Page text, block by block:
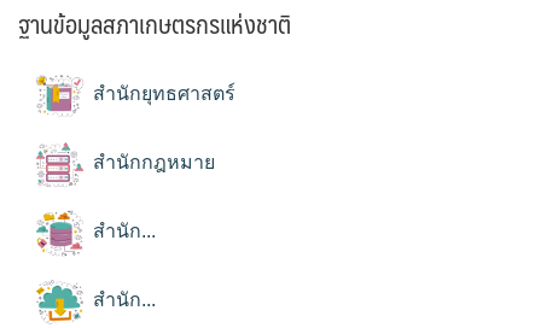
ฐานข้อมูลสภาเกษตรกรแห่งชาติ
สำนักยุทธศาสตร์
สำนักกฎหมาย
สำนัก...
สำนัก...